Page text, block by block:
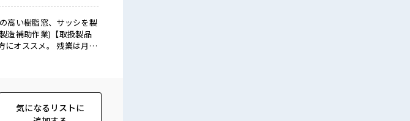
高い樹脂窓、サッシを製
造補助作業)【取扱製品
ライベート満喫！ ≪動
で働ける≫ 福利厚生が整
が多めだからしっかり
気になるリストに